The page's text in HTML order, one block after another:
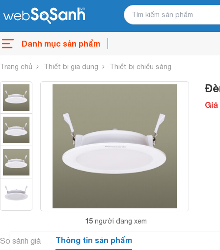
Danh mục sản phẩm
Trang chủ Thiết bị gia dụng Thiết bị chiếu sáng
15 người đang xem
So sánh giá Thông tin sản phẩm